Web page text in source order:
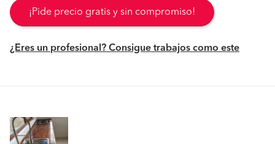
¡Pide precio gratis y sin compromiso!
¿Eres un profesional? Consigue trabajos como este